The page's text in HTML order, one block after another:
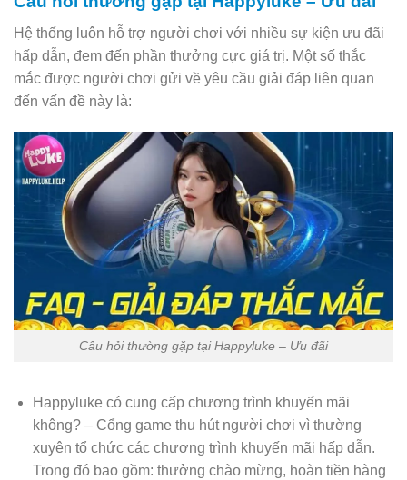
Hệ thống luôn hỗ trợ người chơi với nhiều sự kiện ưu đãi
hấp dẫn, đem đến phần thưởng cực giá trị. Một số thắc
mắc được người chơi gửi về yêu cầu giải đáp liên quan
đến vấn đề này là:
Câu hỏi thường gặp tại Happyluke – Ưu đãi
Happyluke có cung cấp chương trình khuyến mãi
không? – Cổng game thu hút người chơi vì thường
xuyên tổ chức các chương trình khuyến mãi hấp dẫn.
Trong đó bao gồm: thưởng chào mừng, hoàn tiền hàng